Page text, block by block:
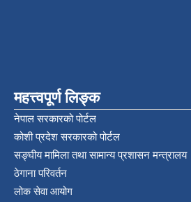
महत्त्वपूर्ण लिङ्क
नेपाल सरकारको पोर्टल
कोशी प्रदेश सरकारको पोर्टल
सङ्‍घीय मामिला तथा सामान्य प्रशासन मन्त्रालय
ठेगाना परिवर्तन
लोक सेवा आयोग